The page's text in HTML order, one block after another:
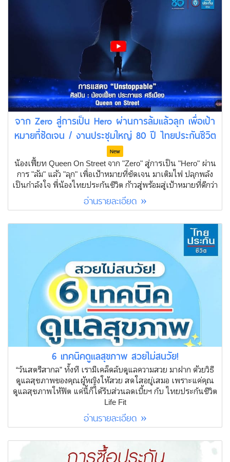
จาก Zero สู่การเป็น Hero ผ่านการล้มแล้วลุก เพื่อเป้า
หมายที่ชัดเจน / งานประชุมใหญ่ 80 ปี ไทยประกันชีวิต
New
น้องเฟี้ยท Queen On Street จาก "Zero" สู่การเป็น "Hero" ผ่าน
การ "ล้ม" แล้ว "ลุก" เพื่อเป้าหมายที่ชัดเจน มาเติมไฟ ปลุกพลัง
เป็นกำลังใจ พี่น้องไทยประกันชีวิต ก้าวสู่พร้อมสู่เป้าหมายที่ดีกว่า
อ่านรายละเอียด »
6 เทคนิคดูแลสุขภาพ สวยไม่สนวัย!
“วันสตรีสากล” ทั้งที เรามีเคล็ดลับดูแลความสวย มาฝาก ด้วยวิธี
ดูแลสุขภาพของคุณผู้หญิงให้สวย สดใสอยู่เสมอ เพราะแค่คุณ
ดูแลสุขภาพให้ฟิต แค่นี้ก็ได้รับส่วนลดเบี้ยฯ กับ ไทยประกันชีวิต
Life Fit
อ่านรายละเอียด »